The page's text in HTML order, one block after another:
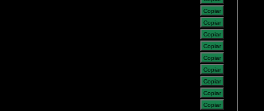
Copiar
Copiar
Copiar
Copiar
Copiar
Copiar
Copiar
Copiar
Copiar